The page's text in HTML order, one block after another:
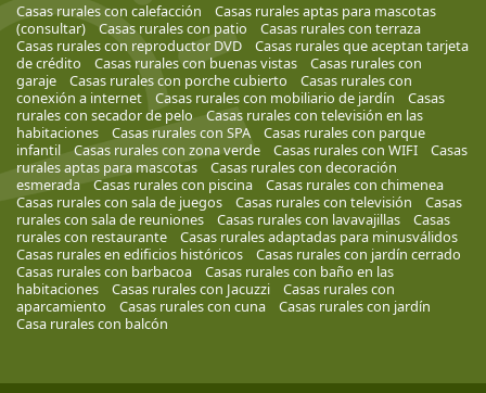
Casas rurales con calefacción
Casas rurales aptas para mascotas
(consultar)
Casas rurales con patio
Casas rurales con terraza
Casas rurales con reproductor DVD
Casas rurales que aceptan tarjeta
de crédito
Casas rurales con buenas vistas
Casas rurales con
garaje
Casas rurales con porche cubierto
Casas rurales con
conexión a internet
Casas rurales con mobiliario de jardín
Casas
rurales con secador de pelo
Casas rurales con televisión en las
habitaciones
Casas rurales con SPA
Casas rurales con parque
infantil
Casas rurales con zona verde Casas rurales con WIFI
Casas
rurales aptas para mascotas
Casas rurales con decoración
esmerada
Casas rurales con piscina
Casas rurales con chimenea
Casas rurales con sala de juegos
Casas rurales con televisión
Casas
rurales con sala de reuniones
Casas rurales con lavavajillas
Casas
rurales con restaurante
Casas rurales adaptadas para minusválidos
Casas rurales en edificios históricos
Casas rurales con jardín cerrado
Casas rurales con barbacoa
Casas rurales con baño en las
habitaciones
Casas rurales con Jacuzzi
Casas rurales con
aparcamiento
Casas rurales con cuna
Casas rurales con jardín
Casa rurales con balcón